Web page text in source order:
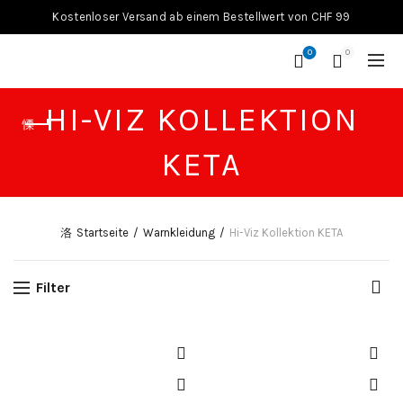
Kostenloser Versand ab einem Bestellwert von CHF 99
0 0
HI-VIZ KOLLEKTION
KETA
Startseite Warnkleidung Hi-Viz Kollektion KETA
Filter